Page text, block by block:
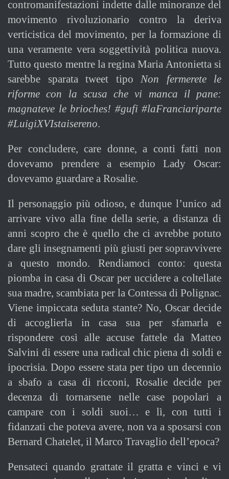
contromanifestazioni indette dalle minoranze del
movimento rivoluzionario contro la deriva
verticistica del movimento, per la formazione di
una veramente vera soggettività politica nuova.
Tutto questo mentre la regina Maria Antonietta si
sarebbe sparata tweet tipo Non fermerete le
riforme con la scusa che vi manca il pane:
magnateve le brioches! #gufi #laFranciariparte
#LuigiXVIstaisereno.
Per concludere, care donne, a conti fatti non
dovevamo prendere a esempio Lady Oscar:
dovevamo guardare a Rosalie.
Il personaggio più odioso, e dunque l’unico ad
arrivare vivo alla fine della serie, a distanza di
anni scopro che è quello che ci avrebbe potuto
dare gli insegnamenti più giusti per sopravvivere
a questo mondo. Rendiamoci conto: questa
piomba in casa di Oscar per uccidere a coltellate
sua madre, scambiata per la Contessa di Polignac.
Viene impiccata seduta stante? No, Oscar decide
di accoglierla in casa sua per sfamarla e
rispondere così alle accuse fattele da Matteo
Salvini di essere una radical chic piena di soldi e
ipocrisia. Dopo essere stata per tipo un decennio
a sbafo a casa di ricconi, Rosalie decide per
decenza di tornarsene nelle case popolari a
campare con i soldi suoi… e lì, con tutti i
fidanzati che poteva avere, non va a sposarsi con
Bernard Chatelet, il Marco Travaglio dell’epoca?
Pensateci quando grattate il gratta e vinci e vi